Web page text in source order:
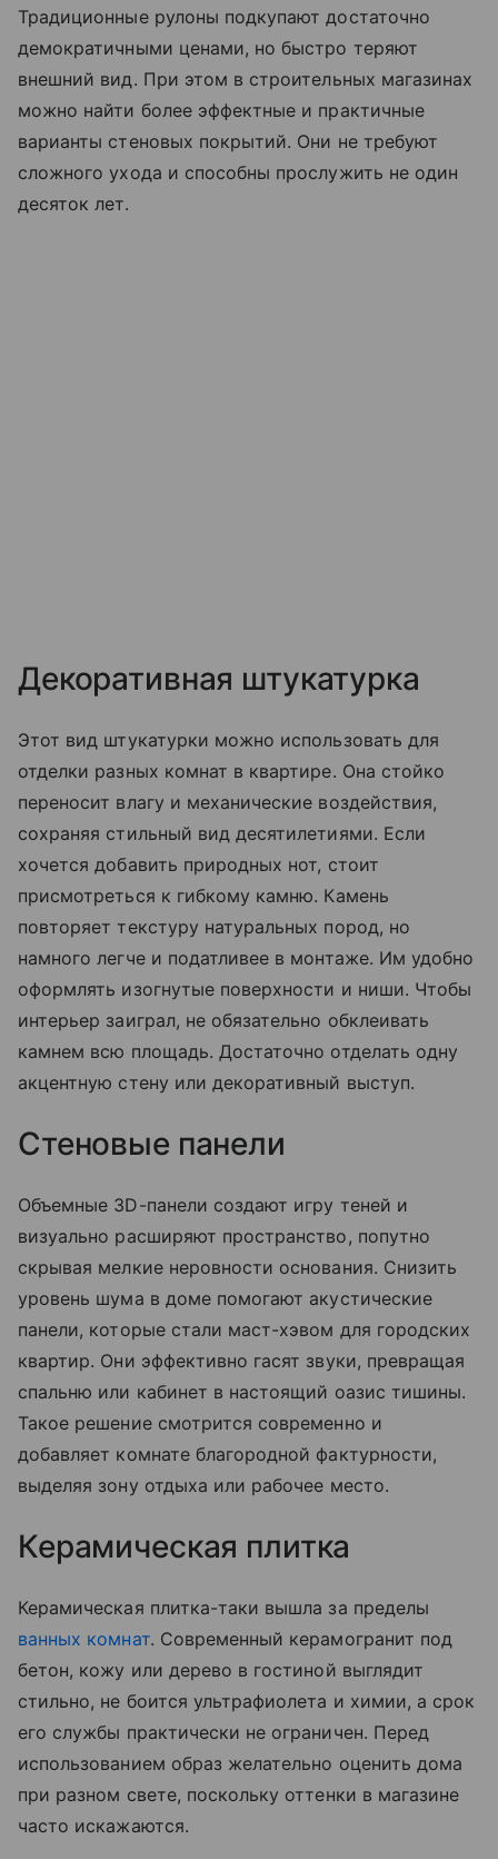
Традиционные рулоны подкупают достаточно
демократичными ценами, но быстро теряют
внешний вид. При этом в строительных магазинах
можно найти более эффектные и практичные
варианты стеновых покрытий. Они не требуют
сложного ухода и способны прослужить не один
десяток лет.
Декоративная штукатурка
Этот вид штукатурки можно использовать для
отделки разных комнат в квартире. Она стойко
переносит влагу и механические воздействия,
сохраняя стильный вид десятилетиями. Если
хочется добавить природных нот, стоит
присмотреться к гибкому камню. Камень
повторяет текстуру натуральных пород, но
намного легче и податливее в монтаже. Им удобно
оформлять изогнутые поверхности и ниши. Чтобы
интерьер заиграл, не обязательно обклеивать
камнем всю площадь. Достаточно отделать одну
акцентную стену или декоративный выступ.
Стеновые панели
Объемные 3D-панели создают игру теней и
визуально расширяют пространство, попутно
скрывая мелкие неровности основания. Снизить
уровень шума в доме помогают акустические
панели, которые стали маст-хэвом для городских
квартир. Они эффективно гасят звуки, превращая
спальню или кабинет в настоящий оазис тишины.
Такое решение смотрится современно и
добавляет комнате благородной фактурности,
выделяя зону отдыха или рабочее место.
Керамическая плитка
Керамическая плитка-таки вышла за пределы
ванных комнат. Современный керамогранит под
бетон, кожу или дерево в гостиной выглядит
стильно, не боится ультрафиолета и химии, а срок
его службы практически не ограничен. Перед
использованием образ желательно оценить дома
при разном свете, поскольку оттенки в магазине
часто искажаются.